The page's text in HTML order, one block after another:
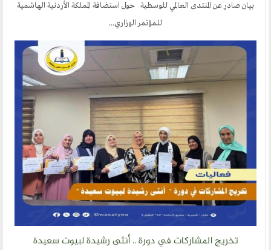
اخرى
مركز الدراسات
دراسات في الوسطية والتطرف والارهاب
من نحن
نشاطاتنا
أقسام المنتدى
إصدارات الوسطية
قطاع المرأة
قطاع الشباب
بيان صادر عن المنتدى العالمي للوسطية حول استضافة المملكة الأردنية الهاشمية
للمؤتمر الوزاري...
تخريج المشاركات في دورة .. أنثى رشيدة لبيوت سعيدة